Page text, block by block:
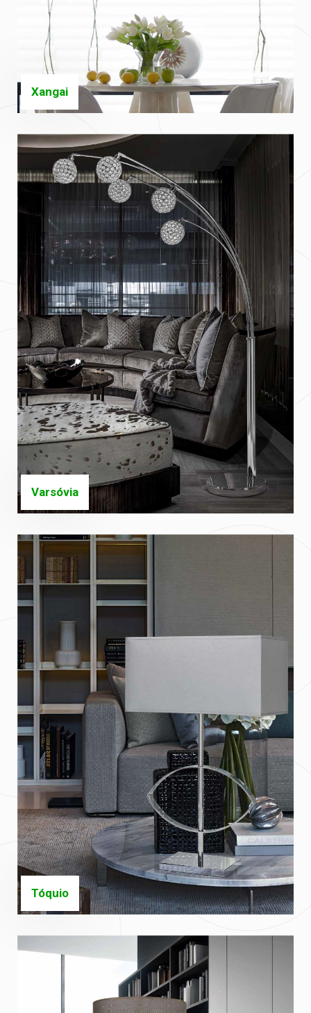
Xangai
Varsóvia
Tóquio